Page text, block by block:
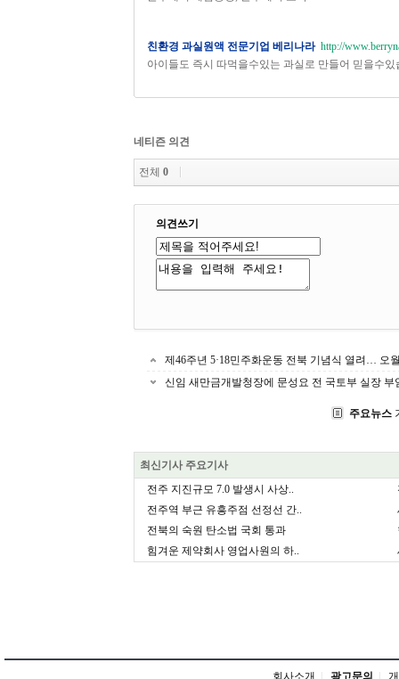
친환경 과실원액 전문기업 베리나라 http://
아이들도 즉시 따먹을수있는 과실로 만들어 믿을수있
네티즌 의견
전체 0
의견쓰기
제46주년 5·18민주화운동 전북 기념식 열려… 오
신임 새만금개발청장에 문성요 전 국토부 실장 부
주요뉴스
최신기사 주요기사
전주 지진규모 7.0 발생시 사상..
전주역 부근 유흥주점 선정선 간..
전북의 숙원 탄소법 국회 통과
힘겨운 제약회사 영업사원의 하..
회사소개 광고문의